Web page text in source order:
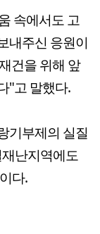
속에서도 고
내주신 응원이
건을 위해 앞
"고 말했다.
기부제의 실질
난지역에도
다.